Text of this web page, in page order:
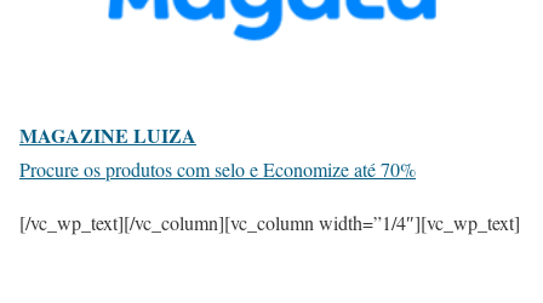
MAGAZINE LUIZA
Procure os produtos com selo e Economize até 70%
[/vc_wp_text][/vc_column][vc_column width=”1/4″][vc_wp_text]